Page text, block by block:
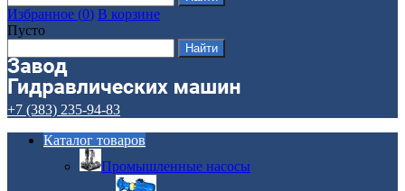
Избранное (0) В корзине
Пусто
+7 (383) 235-94-83
Каталог товаров
Промышленные насосы